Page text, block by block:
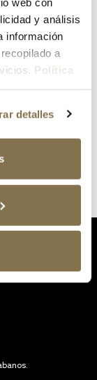
y análisis
información
a
Política
detalles